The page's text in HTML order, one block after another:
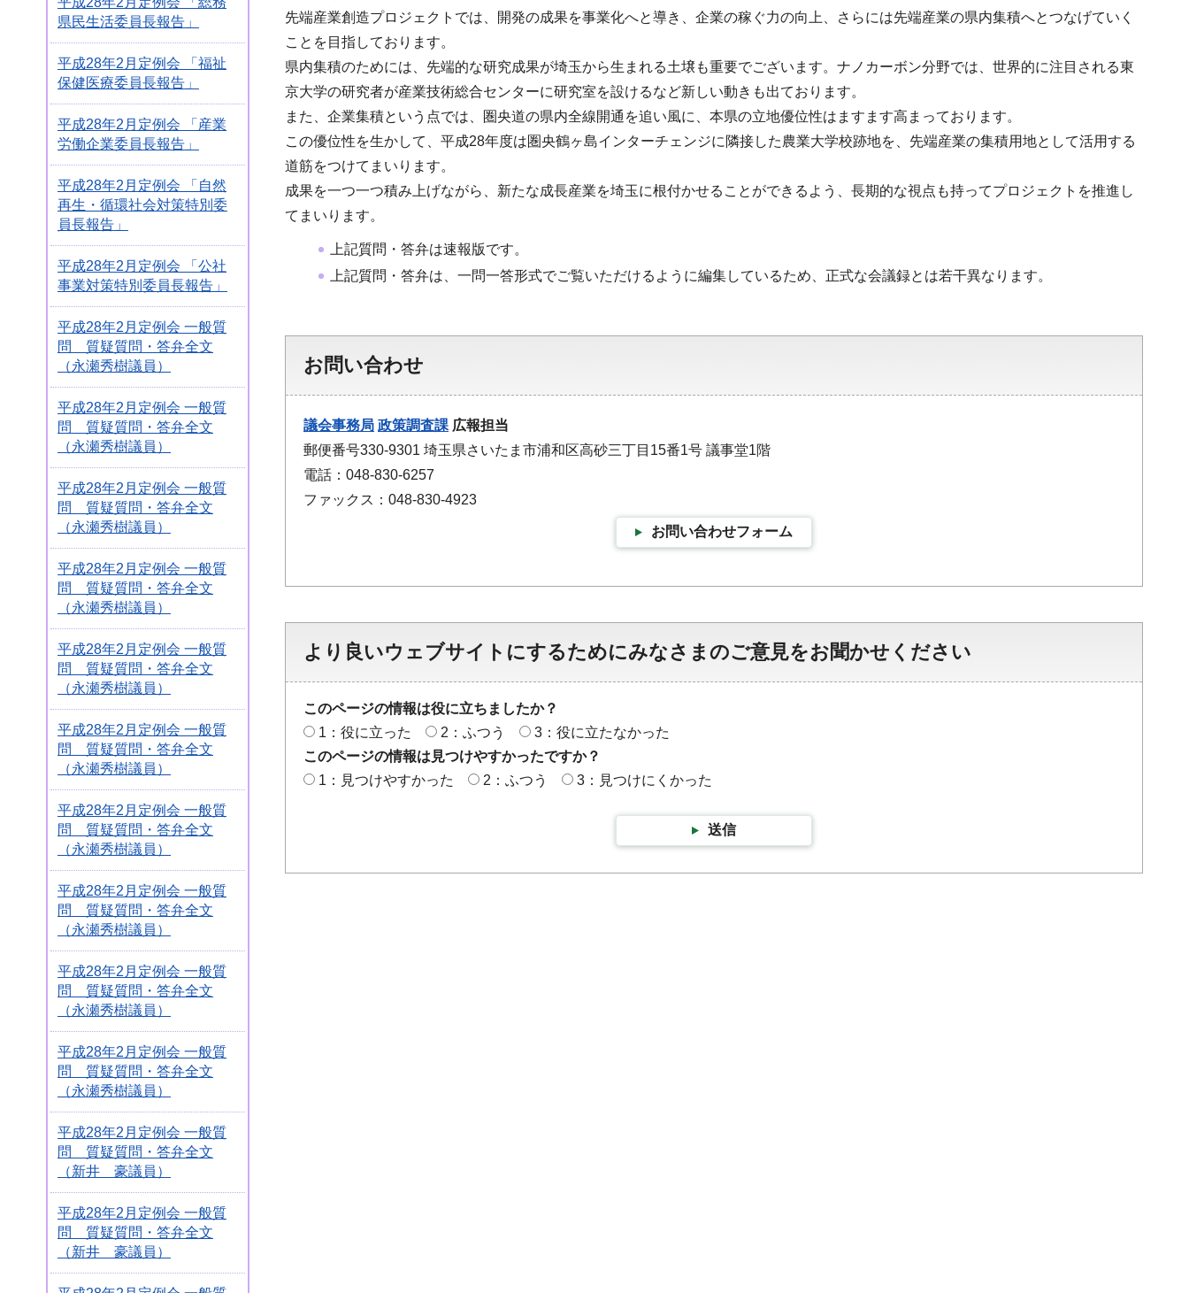
県民生活委員長報告」
平成28年2月定例会 「福祉
保健医療委員長報告」
平成28年2月定例会 「産業
労働企業委員長報告」
平成28年2月定例会 「自然
再生・循環社会対策特別委
員長報告」
平成28年2月定例会 「公社
事業対策特別委員長報告」
平成28年2月定例会 一般質
問 質疑質問・答弁全文
（永瀬秀樹議員）
平成28年2月定例会 一般質
問 質疑質問・答弁全文
（永瀬秀樹議員）
平成28年2月定例会 一般質
問 質疑質問・答弁全文
（永瀬秀樹議員）
平成28年2月定例会 一般質
問 質疑質問・答弁全文
（永瀬秀樹議員）
平成28年2月定例会 一般質
問 質疑質問・答弁全文
（永瀬秀樹議員）
平成28年2月定例会 一般質
問 質疑質問・答弁全文
（永瀬秀樹議員）
平成28年2月定例会 一般質
問 質疑質問・答弁全文
（永瀬秀樹議員）
平成28年2月定例会 一般質
問 質疑質問・答弁全文
（永瀬秀樹議員）
平成28年2月定例会 一般質
問 質疑質問・答弁全文
（永瀬秀樹議員）
平成28年2月定例会 一般質
問 質疑質問・答弁全文
（永瀬秀樹議員）
平成28年2月定例会 一般質
問 質疑質問・答弁全文
（新井 豪議員）
平成28年2月定例会 一般質
問 質疑質問・答弁全文
（新井 豪議員）
先端産業創造プロジェクトでは、開発の成果を事業化へと導き、企業の稼ぐ力の向上、さらには先端産業の県内集積へとつなげていく
ことを目指しております。
県内集積のためには、先端的な研究成果が埼玉から生まれる土壌も重要でございます。ナノカーボン分野では、世界的に注目される東
京大学の研究者が産業技術総合センターに研究室を設けるなど新しい動きも出ております。
また、企業集積という点では、圏央道の県内全線開通を追い風に、本県の立地優位性はますます高まっております。
この優位性を生かして、平成28年度は圏央鶴ヶ島インターチェンジに隣接した農業大学校跡地を、先端産業の集積用地として活用する
道筋をつけてまいります。
成果を一つ一つ積み上げながら、新たな成長産業を埼玉に根付かせることができるよう、長期的な視点も持ってプロジェクトを推進し
てまいります。
上記質問・答弁は速報版です。
上記質問・答弁は、一問一答形式でご覧いただけるように編集しているため、正式な会議録とは若干異なります。
お問い合わせ
議会事務局 政策調査課 広報担当
郵便番号330-9301 埼玉県さいたま市浦和区高砂三丁目15番1号 議事堂1階
電話：048-830-6257
ファックス：048-830-4923
お問い合わせフォーム
より良いウェブサイトにするためにみなさまのご意見をお聞かせください
このページの情報は役に立ちましたか？
1：役に立った
2：ふつう
3：役に立たなかった
このページの情報は見つけやすかったですか？
1：見つけやすかった
2：ふつう 3：見つけにくかった
送信